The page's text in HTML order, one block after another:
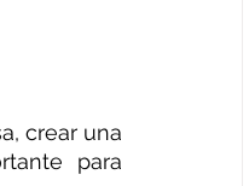
crear una
para